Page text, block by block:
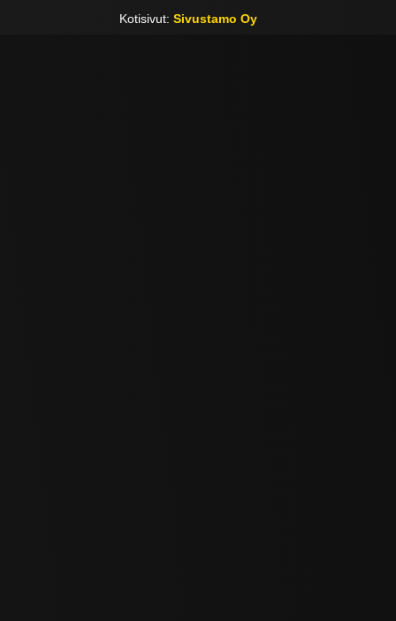
Kotisivut: Sivustamo Oy